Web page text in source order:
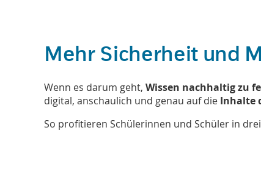
Mehr Sicherheit und
Wenn es darum geht, Wissen nachhaltig zu
digital, anschaulich und genau auf die Inhalte
So profitieren Schülerinnen und Schüler in